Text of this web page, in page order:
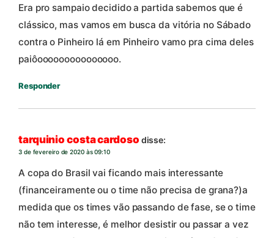
Era pro sampaio decidido a partida sabemos que é
clássico, mas vamos em busca da vitória no Sábado
contra o Pinheiro lá em Pinheiro vamo pra cima deles
paiôooooooooooooooo.
Responder
tarquinio costa cardoso disse:
3 de fevereiro de 2020 às 09:10
A copa do Brasil vai ficando mais interessante
(financeiramente ou o time não precisa de grana?)a
medida que os times vão passando de fase, se o time
não tem interesse, é melhor desistir ou passar a vez